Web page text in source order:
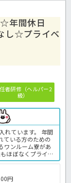
年間休日
し☆プライベ
者研修（ヘルパー2
級）
れています。 年間
ている方のための
ワンルーム寮があ
ほぼなくプライベ
がら働くことがで
くださいね♪ 病
の求人＞
円